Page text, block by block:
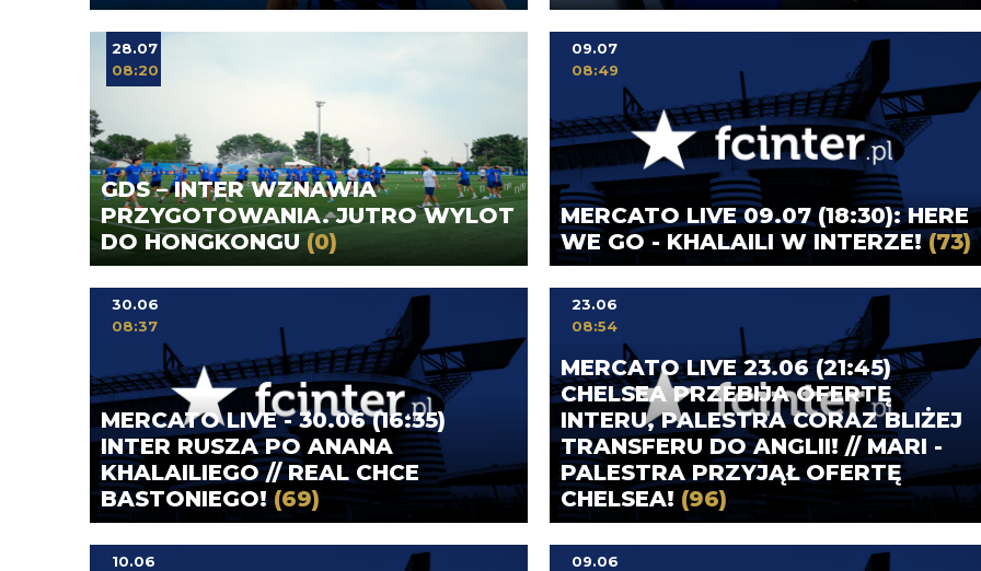
GDS – INTER WZNAWIA
PRZYGOTOWANIA. JUTRO WYLOT
DO HONGKONGU(0)
28.07
08:20
MERCATO LIVE 09.07 (18:30): HERE
WE GO - KHALAILI W INTERZE!(73)
09.07
08:49
MERCATO LIVE - 30.06 (16:35)
INTER RUSZA PO ANANA
KHALAILIEGO // REAL CHCE
BASTONIEGO!(69)
30.06
08:37
MERCATO LIVE 23.06 (21:45)
CHELSEA PRZEBIJA OFERTĘ
INTERU, PALESTRA CORAZ BLIŻEJ
TRANSFERU DO ANGLII! // MARI -
PALESTRA PRZYJĄŁ OFERTĘ
CHELSEA! (96)
23.06
08:54
10.06
09.06